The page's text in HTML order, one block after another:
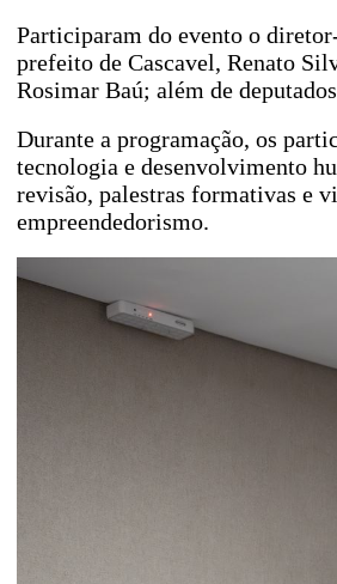
Participaram do evento o
prefeito de Cascavel, Renato
Rosimar Baú; além de
Durante a programação, os
tecnologia e desenvolvimento
revisão, palestras formativas e
empreendedorismo.